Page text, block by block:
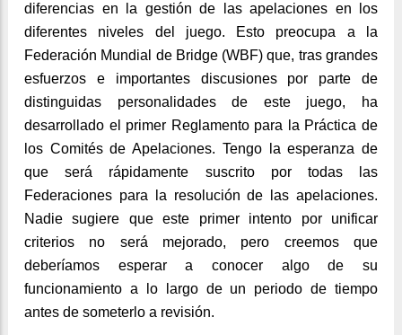
diferencias en la gestión de las apelaciones en los
diferentes niveles del juego. Esto preocupa a la
Federación Mundial de Bridge (WBF) que, tras grandes
esfuerzos e importantes discusiones por parte de
distinguidas personalidades de este juego, ha
desarrollado el primer Reglamento para la Práctica de
los Comités de Apelaciones. Tengo la esperanza de
que será rápidamente suscrito por todas las
Federaciones para la resolución de las apelaciones.
Nadie sugiere que este primer intento por unificar
criterios no será mejorado, pero creemos que
deberíamos esperar a conocer algo de su
funcionamiento a lo largo de un periodo de tiempo
antes de someterlo a revisión.